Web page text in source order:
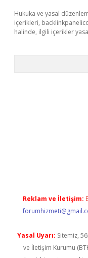
Hukuka ve yasal
içerikleri,
halinde, ilgili içerikler
Reklam ve İletişim:
Yasal Uyarı: Sitemiz,
ve İletişim Kurumu